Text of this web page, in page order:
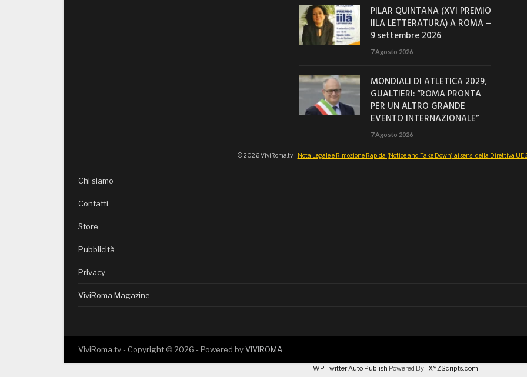
PILAR QUINTANA (XVI PREMIO
IILA LETTERATURA) A ROMA –
9 settembre 2026
7 Agosto 2026
MONDIALI DI ATLETICA 2029,
GUALTIERI: “ROMA PRONTA
PER UN ALTRO GRANDE
EVENTO INTERNAZIONALE”
7 Agosto 2026
© 2026 ViviRoma.tv - Nota Legale e Rimozione Rapida (Notice and Take Down) ai sensi della Direttiva
Chi siamo
Contatti
Store
Pubblicità
Privacy
ViviRoma Magazine
ViviRoma.tv - Copyright © 2026 - Powered byVIVIROMA
WP Twitter Auto Publish Powered By : XYZScripts.com